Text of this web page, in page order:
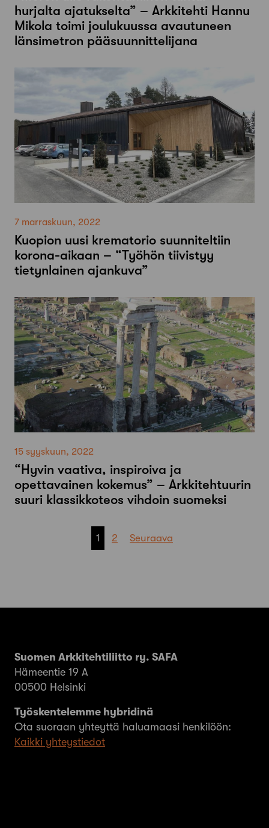
hurjalta ajatukselta” – Arkkitehti Hannu
Mikola toimi joulukuussa avautuneen
länsimetron pääsuunnittelijana
7 marraskuun, 2022
Kuopion uusi krematorio suunniteltiin
korona-aikaan – “Työhön tiivistyy
tietynlainen ajankuva”
15 syyskuun, 2022
“Hyvin vaativa, inspiroiva ja
opettavainen kokemus” – Arkkitehtuurin
suuri klassikkoteos vihdoin suomeksi
1 2 Seuraava
Suomen Arkkitehtiliitto ry. SAFA
Hämeentie 19 A
00500 Helsinki
Työskentelemme hybridinä
Ota suoraan yhteyttä haluamaasi henkilöön:
Kaikki yhteystiedot